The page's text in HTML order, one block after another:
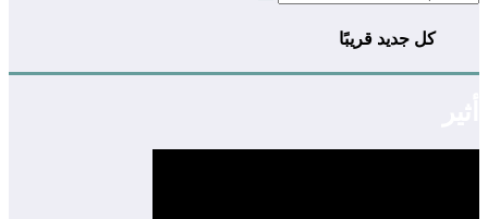
كل جديد قريبًا